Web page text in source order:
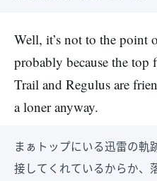
Well, it’s not to the point
probably because the
Trail and Regulus are
a loner anyway.
まぁトップにいる迅雷の軌
接してくれているからか、